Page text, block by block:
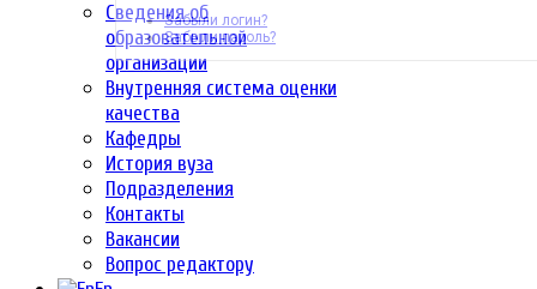
Сведения об
образовательной
организации
Внутренняя система оценки
качества
Кафедры
История вуза
Подразделения
Контакты
Вакансии
Вопрос редактору
Забыли логин?
Забыли пароль?